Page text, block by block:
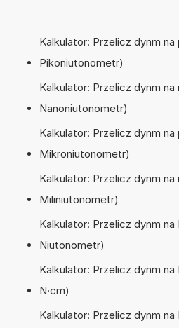
Kalkulator: Przelicz dynm
Pikoniutonometr)
Kalkulator: Przelicz dynm
Nanoniutonometr)
Kalkulator: Przelicz dynm
Mikroniutonometr)
Kalkulator: Przelicz dynm
Miliniutonometr)
Kalkulator: Przelicz dynm
Niutonometr)
Kalkulator: Przelicz dynm
N·cm)
Kalkulator: Przelicz dynm